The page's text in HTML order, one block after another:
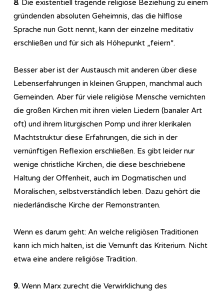
8. Die existentiell tragende religiöse Beziehung zu einem
gründenden absoluten Geheimnis, das die hilflose
Sprache nun Gott nennt, kann der einzelne meditativ
erschließen und für sich als Höhepunkt „feiern“.
Besser aber ist der Austausch mit anderen über diese
Lebenserfahrungen in kleinen Gruppen, manchmal auch
Gemeinden. Aber für viele religiöse Mensche vernichten
die großen Kirchen mit ihren vielen Liedern (banaler Art
oft) und ihrem liturgischen Pomp und ihrer klerikalen
Machtstruktur diese Erfahrungen, die sich in der
vernünftigen Reflexion erschließen. Es gibt leider nur
wenige christliche Kirchen, die diese beschriebene
Haltung der Offenheit, auch im Dogmatischen und
Moralischen, selbstverständlich leben. Dazu gehört die
niederländische Kirche der Remonstranten.
Wenn es darum geht: An welche religiösen Traditionen
kann ich mich halten, ist die Vernunft das Kriterium. Nicht
etwa eine andere religiöse Tradition.
9. Wenn Marx zurecht die Verwirklichung des